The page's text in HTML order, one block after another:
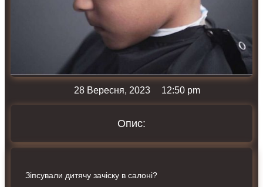
28 Вересня, 2023 12:50 pm
Опис:
Зіпсували дитячу зачіску в салоні?